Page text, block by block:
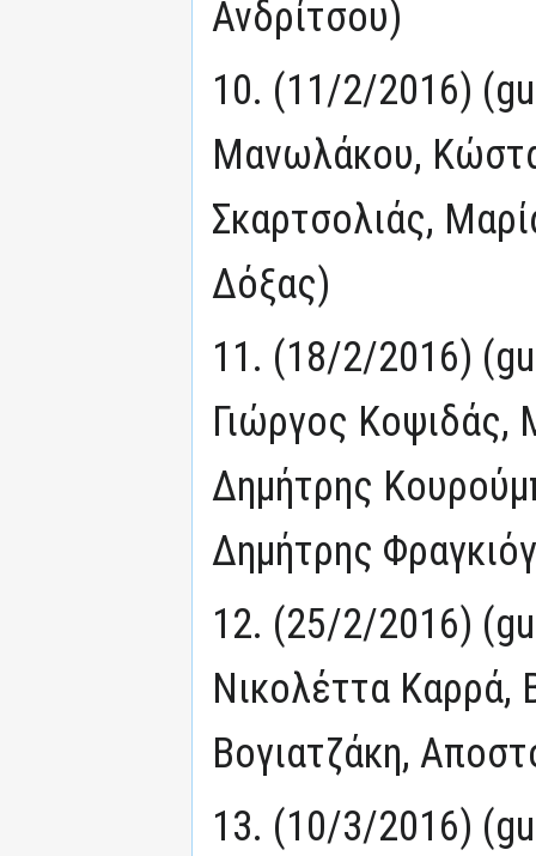
Ανδρίτσου)
10. (11/2/2016)
Μανωλάκου,
Σκαρτσολιάς,
Δόξας)
11. (18/2/2016)
Γιώργος Κοψιδάς,
Δημήτρης
Δημήτρης
12. (25/2/2016)
Νικολέττα Καρρά,
Βογιατζάκη,
13. (10/3/2016)